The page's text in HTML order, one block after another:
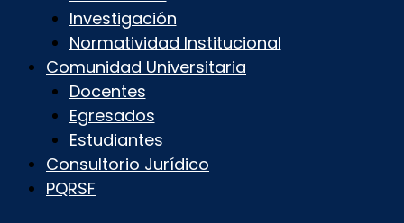
Investigación
Normatividad Institucional
Comunidad Universitaria
Docentes
Egresados
Estudiantes
Consultorio Jurídico
PQRSF